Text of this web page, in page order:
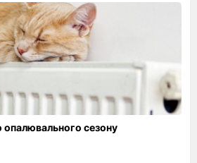
сезону